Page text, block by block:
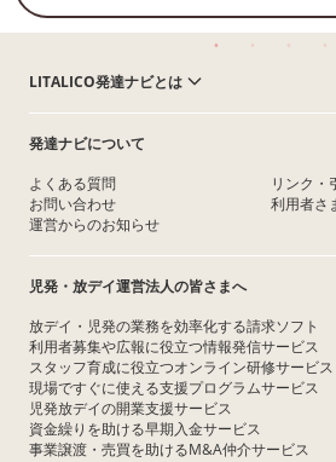
LITALICO発達ナビとは
発達ナビについて
よくある質問
お問い合わせ
運営からのお知らせ
リンク・
利用者さ
児発・放デイ運営法人の皆さまへ
放デイ・児発の業務を効率化する請求ソフト
利用者募集や広報に役立つ情報発信サービス
スタッフ育成に役立つオンライン研修サービス
現場ですぐに使える支援プログラムサービス
児発放デイの開業支援サービス
資金繰りを助ける早期入金サービス
事業譲渡・売買を助けるM&A仲介サービス